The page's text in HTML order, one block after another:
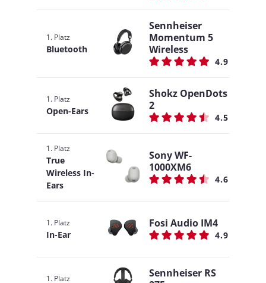
1. Platz
Bluetooth
Sennheiser
Momentum 5
Wireless
4.9
1. Platz
Open-Ears
Shokz OpenDots
2
4.5
1. Platz
True
Wireless In-
Ears
Sony WF-
1000XM6
4.6
1. Platz
In-Ear
Fosi Audio IM4
4.9
1. Platz
Sennheiser RS